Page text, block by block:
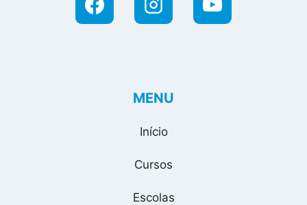
MENU
Início
Cursos
Escolas